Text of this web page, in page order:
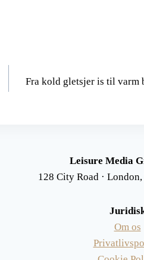
Fra kold gletsjer is til varm
Leisure Media
128 City Road ·
Om os